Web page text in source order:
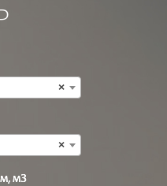
×
×
м3